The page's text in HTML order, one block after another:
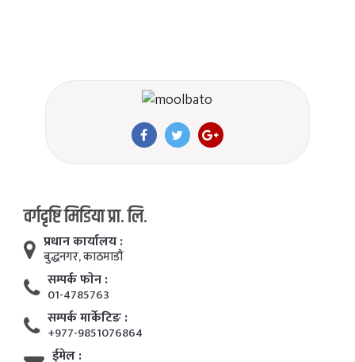
वर्गदृष्टि मिडिया प्रा. लि.
प्रधान कार्यालय :
बुद्धनगर, काठमाडाैं
सम्पर्क फाेन :
01-4785763
सम्पर्क मार्केटिङ :
+977-9851076864
ईमेल :